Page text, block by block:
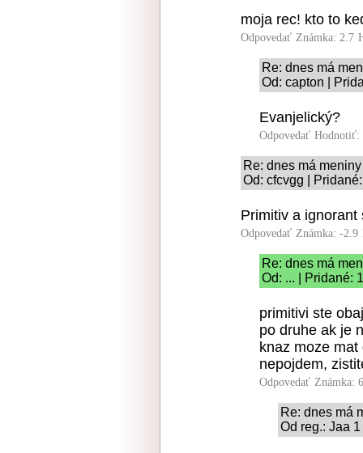
moja rec! kto to
Odpovedať Známka: 2.7
Re: dnes má
Od: capton |
Evanjelický?
Odpovedať Hodnotiť:
Re: dnes má
Od: cfcvgg |
Primitiv a ignorant
Odpovedať Známka: -2.9
Re: dnes má
Od: ... | Pridané:
primitivi ste
po druhe ak je
knaz moze
nepojdem,
Odpovedať Známka:
Re: dnes má
Od reg.: Jaa